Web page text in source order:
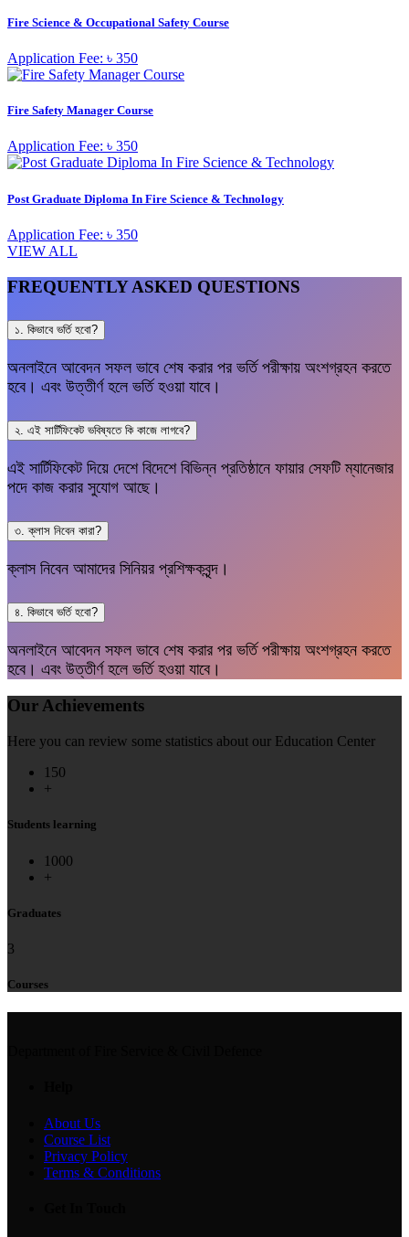
Fire Science & Occupational Safety Course
Application Fee: ৳ 350
Fire Safety Manager Course
Application Fee: ৳ 350
Post Graduate Diploma In Fire Science & Technology
Application Fee: ৳ 350
VIEW ALL
FREQUENTLY ASKED QUESTIONS
১. কিভাবে ভর্তি হবো?
অনলাইনে আবেদন সফল ভাবে শেষ করার পর ভর্তি পরীক্ষায় অংশগ্রহন করতে
হবে। এবং উত্তীর্ণ হলে ভর্তি হওয়া যাবে।
২. এই সার্টিফিকেট ভবিষ্যতে কি কাজে লাগবে?
এই সার্টিফিকেট দিয়ে দেশে বিদেশে বিভিন্ন প্রতিষ্ঠানে ফায়ার সেফটি ম্যানেজার
পদে কাজ করার সুযোগ আছে।
৩. ক্লাস নিবেন কারা?
ক্লাস নিবেন আমাদের সিনিয়র প্রশিক্ষকবৃন্দ।
৪. কিভাবে ভর্তি হবো?
অনলাইনে আবেদন সফল ভাবে শেষ করার পর ভর্তি পরীক্ষায় অংশগ্রহন করতে
হবে। এবং উত্তীর্ণ হলে ভর্তি হওয়া যাবে।
Our Achievements
Here you can review some statistics about our Education Center
150
+
Students learning
1000
+
Graduates
3
Courses
About Us
Course List
Privacy Policy
Terms & Conditions